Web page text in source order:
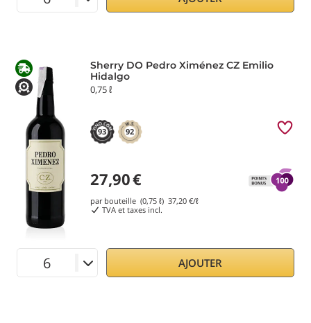
Sherry DO Pedro Ximénez CZ Emilio
Hidalgo
0,75 ℓ
93 92
27,90€
par bouteille (0,75 ℓ) 37,20 €/ℓ
TVA et taxes incl.
AJOUTER